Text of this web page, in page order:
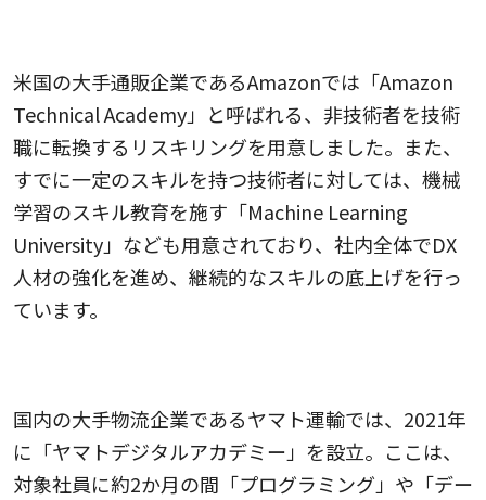
米国の大手通販企業であるAmazonでは「Amazon
Technical Academy」と呼ばれる、非技術者を技術
職に転換するリスキリングを用意しました。また、
すでに一定のスキルを持つ技術者に対しては、機械
学習のスキル教育を施す「Machine Learning
University」なども用意されており、社内全体でDX
人材の強化を進め、継続的なスキルの底上げを行っ
ています。
国内の大手物流企業であるヤマト運輸では、2021年
に「ヤマトデジタルアカデミー」を設立。ここは、
対象社員に約2か月の間「プログラミング」や「デー